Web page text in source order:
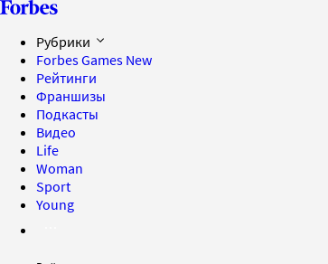
Рубрики
Forbes Games New
Рейтинги
Франшизы
Подкасты
Видео
Life
Woman
Sport
Young